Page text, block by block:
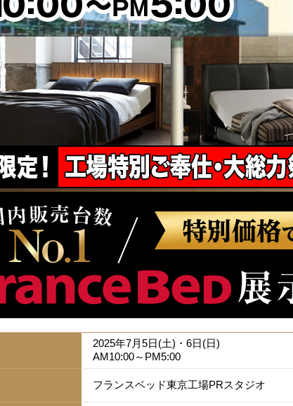
2025年7月5日(土)・6日(日)
AM10:00～PM5:00
フランスベッド東京工場PRスタジオ